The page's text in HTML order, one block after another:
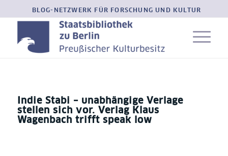
BLOG-NETZWERK FÜR FORSCHUNG UND KULTUR
Indie Stabi – unabhängige Verlage
stellen sich vor. Verlag Klaus
Wagenbach trifft speak low